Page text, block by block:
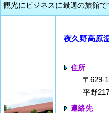
観光にビジネスに最適の旅館で
夜久野高原
住所
〒629-
平野
連絡先